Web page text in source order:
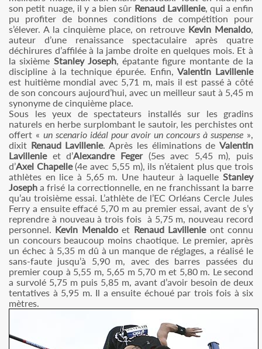
son petit nuage, il y a bien sûr Renaud Lavillenie, qui a enfin
pu profiter de bonnes conditions de compétition pour
s’élever. A la cinquième place, on retrouve Kevin Menaldo,
auteur d’une renaissance spectaculaire après quatre
déchirures d’affilée à la jambe droite en quelques mois. Et à
la sixième Stanley Joseph, épatante figure montante de la
discipline à la technique épurée. Enfin,Valentin Lavillenie
est huitième mondial avec 5,71 m, mais il est passé à côté
de son concours aujourd’hui, avec un meilleur saut à 5,45 m
synonyme de cinquième place.
Sous les yeux de spectateurs installés sur les gradins
naturels en herbe surplombant le sautoir, les perchistes ont
offert « un scenario idéal pour avoir un concours à suspense »,
dixit Renaud Lavillenie. Après les éliminations deValentin
Lavillenieet d’Alexandre Feger(5es avec 5,45 m), puis
d’Axel Chapelle(4e avec 5,55 m), ils n’étaient plus que trois
athlètes en lice à 5,65 m. Une hauteur à laquelle Stanley
Joseph a frisé la correctionnelle, en ne franchissant la barre
qu’au troisième essai. L’athlète de l’EC Orléans Cercle Jules
Ferry a ensuite effacé 5,70 m au premier essai, avant de s’y
reprendre à nouveau à trois fois à 5,75 m, nouveau record
personnel. Kevin Menaldoet Renaud Lavillenieont connu
un concours beaucoup moins chaotique. Le premier, après
un échec à 5,35 m dû à un manque de réglages, a réalisé le
sans-faute jusqu’à 5,90 m, avec des barres passées du
premier coup à 5,55 m, 5,65 m 5,70 m et 5,80 m. Le second
a survolé 5,75 m puis 5,85 m, avant d’avoir besoin de deux
tentatives à 5,95 m. Il a ensuite échoué par trois fois à six
mètres.